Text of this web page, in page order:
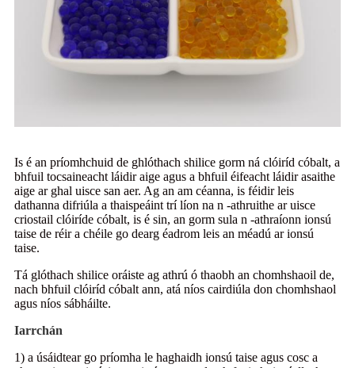
Is é an príomhchuid de ghlóthach shilice gorm ná clóiríd cóbalt, a
bhfuil tocsaineacht láidir aige agus a bhfuil éifeacht láidir asaithe
aige ar ghal uisce san aer. Ag an am céanna, is féidir leis
dathanna difriúla a thaispeáint trí líon na n -athruithe ar uisce
criostail clóiríde cóbalt, is é sin, an gorm sula n -athraíonn ionsú
taise de réir a chéile go dearg éadrom leis an méadú ar ionsú
taise.
Tá glóthach shilice oráiste ag athrú ó thaobh an chomhshaoil ​​de,
nach bhfuil clóiríd cóbalt ann, atá níos cairdiúla don chomhshaol
agus níos sábháilte.
Iarrchán
1) a úsáidtear go príomha le haghaidh ionsú taise agus cosc ​​a